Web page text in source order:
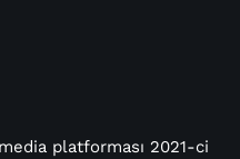
platforması 2021-ci